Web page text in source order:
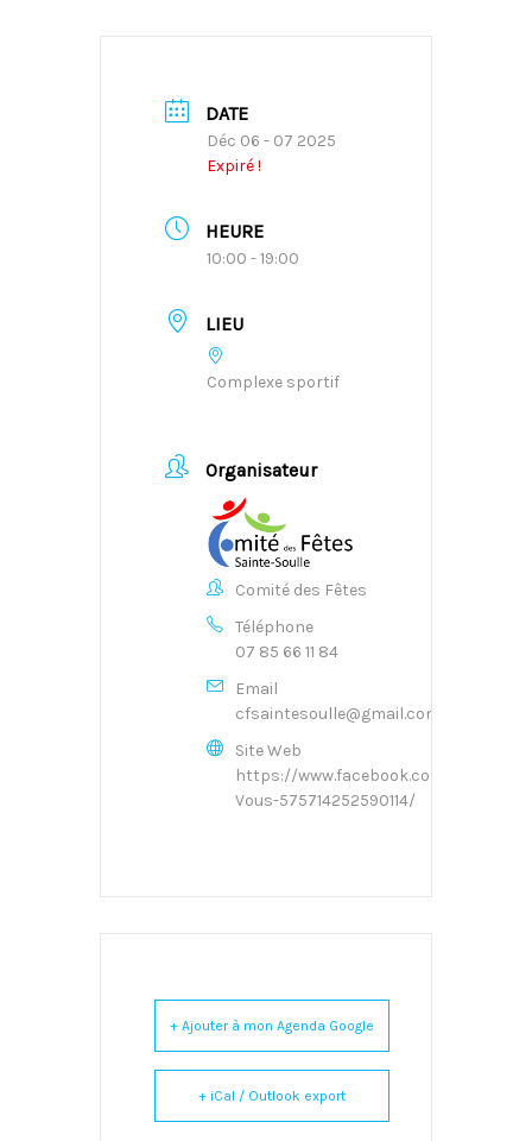
DATE
Déc 06 - 07 2025
Expiré !
HEURE
10:00 - 19:00
LIEU
Complexe sportif
Organisateur
Comité des Fêtes
Téléphone
07 85 66 11 84
Email
cfsaintesoulle@gmail.com
Site Web
https://www.facebook.com/Solinet-
Vous-575714252590114/
+ Ajouter à mon Agenda Google
+ iCal / Outlook export